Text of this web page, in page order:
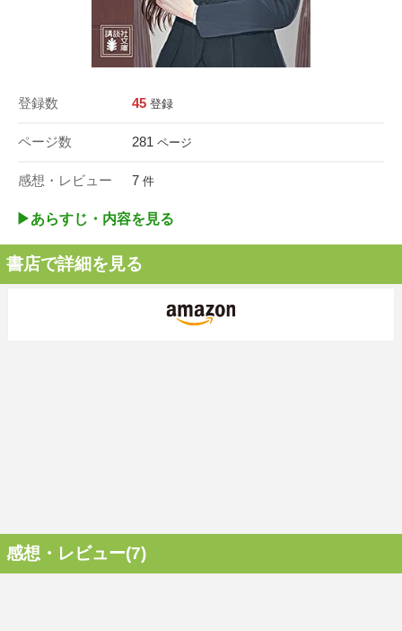
登録数 45 登録
ページ数 281 ページ
感想・レビュー 7 件
▶︎あらすじ・内容を見る
書店で詳細を見る
感想・レビュー(7)